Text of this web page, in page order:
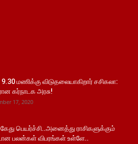
9.30 மணிக்கு விடுதலையாகிறார் சசிகலா:
கர்நாடக அரசு!
17, 2020
கேது பெயர்ச்சி..அனைத்து ராசிகளுக்கும்
பலன்கள் விபரங்கள் உள்ளே..